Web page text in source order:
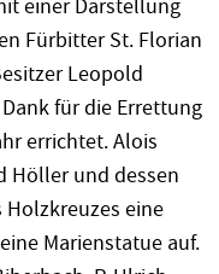
einer Darstellung
Fürbitter St. Florian
Leopold
für die Errettung
errichtet. Alois
Höller und dessen
eine
Marienstatue auf.